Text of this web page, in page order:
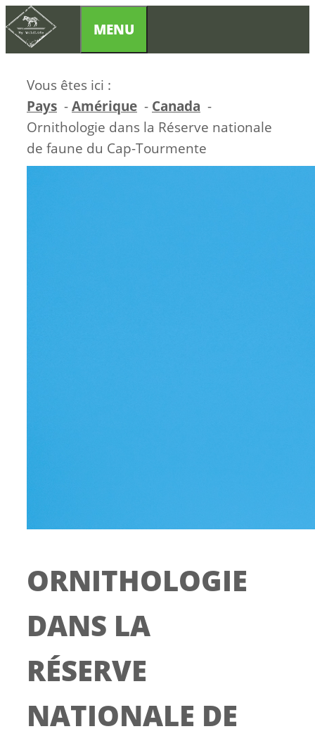
Aller
au
contenu
MENU
Vous êtes ici :
Pays
Amérique
Canada
Ornithologie dans la Réserve nationale
de faune du Cap-Tourmente
ORNITHOLOGIE
DANS LA
RÉSERVE
NATIONALE DE